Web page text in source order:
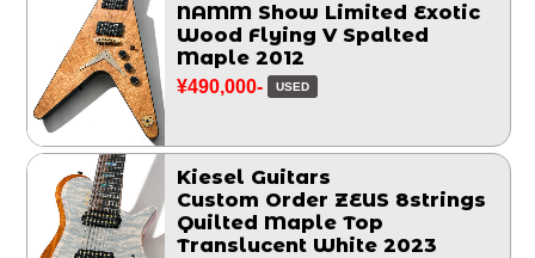
NAMM Show Limited Exotic
Wood Flying V Spalted
Maple 2012
¥490,000- USED
Kiesel Guitars
Custom Order ZEUS 8strings
Quilted Maple Top
Translucent White 2023